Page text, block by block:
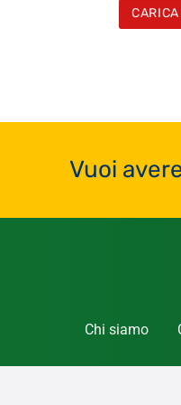
Vuoi
Chi siamo